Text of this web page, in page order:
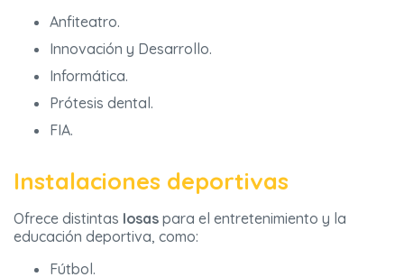
Anfiteatro.
Innovación y Desarrollo.
Informática.
Prótesis dental.
FIA.
Instalaciones deportivas
Ofrece distintas losas para el entretenimiento y la
educación deportiva, como:
Fútbol.